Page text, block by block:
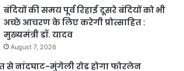
बंदियों की समय पूर्व रिहाई दूसरे बंदियों को भी
अच्छे आचरण के लिए करेगी प्रोत्साहित :
मुख्यमंत्री डॉ. यादव
August 7, 2026
से नांदघाट-मुंगेली रोड होगा फोरलेन